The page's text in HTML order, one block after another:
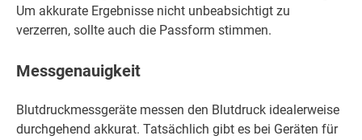
Um akkurate Ergebnisse nicht unbeabsichtigt zu
verzerren, sollte auch die Passform stimmen.
Messgenauigkeit
Blutdruckmessgeräte messen den Blutdruck idealerweise
durchgehend akkurat. Tatsächlich gibt es bei Geräten für